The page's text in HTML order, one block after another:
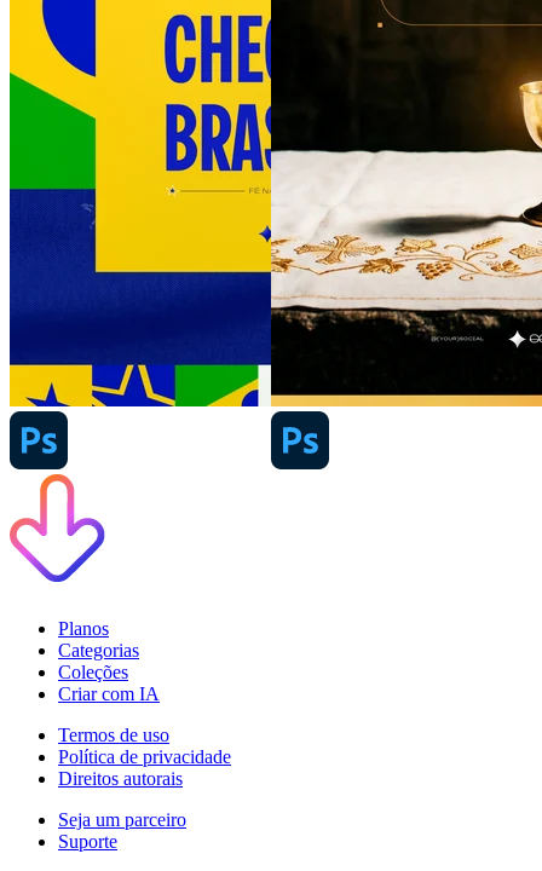
Planos
Categorias
Coleções
Criar com IA
Termos de uso
Política de privacidade
Direitos autorais
Seja um parceiro
Suporte